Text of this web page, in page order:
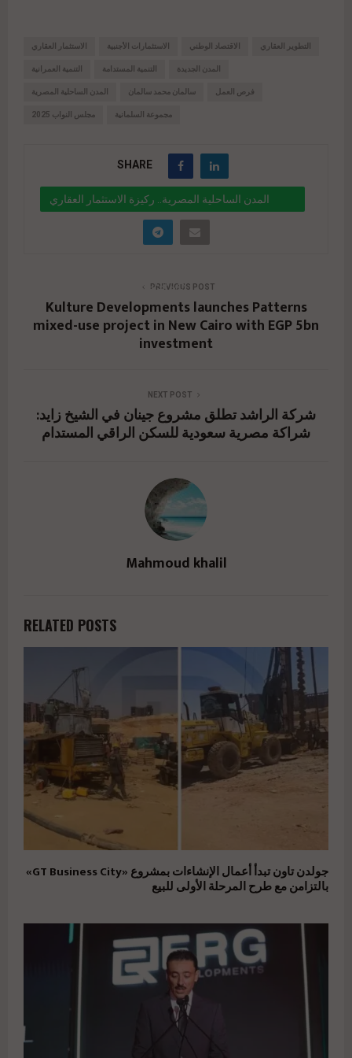
الاستثمار العقاري الاستثمارات الأجنبية الاقتصاد الوطني التطوير العقاري
التنمية العمرانية التنمية المستدامة المدن الجديدة
المدن الساحلية المصرية سالمان محمد سالمان فرص العمل
مجلس النواب 2025 مجموعة السلمانية
SHARE
المدن الساحلية المصرية.. ركيزة الاستثمار العقاري
والتنمية الاقتصادية المستدامة
development/" href="#">PREVIOUS POST
Kulture Developments launches Patterns
mixed-use project in New Cairo with EGP 5bn
investment
NEXT POST
شركة الراشد تطلق مشروع جينان في الشيخ زايد:
شراكة مصرية سعودية للسكن الراقي المستدام
Mahmoud khalil
RELATED POSTS
جولدن تاون تبدأ أعمال الإنشاءات بمشروع «GT Business City»
بالتزامن مع طرح المرحلة الأولى للبيع